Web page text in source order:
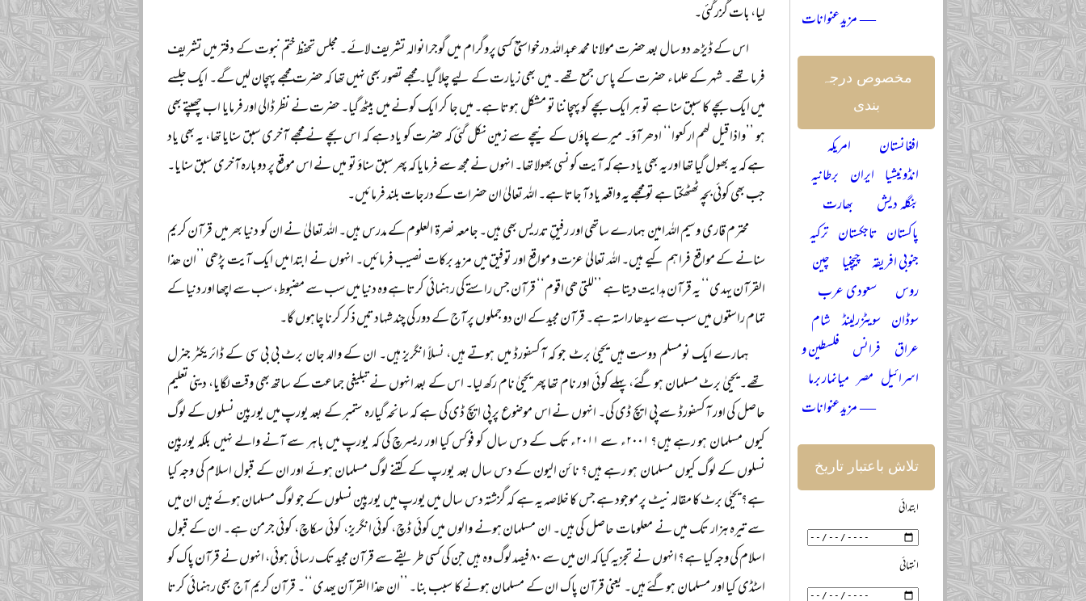
لیا، بات گزر گئی۔
اس کے ڈیڑھ دو سال بعد حضرت مولانا محمد عبداللہ درخواستیؒ کسی پروگرام میں گوجرانوالہ تشریف لائے۔ مجلس تحفظ ختم نبوت کے دفتر میں تشریف
فرما تھے۔ شہر کے علماء حضرت کے پاس جمع تھے۔ میں بھی زیارت کے لیے چلا گیا۔ مجھے تصور بھی نہیں تھا کہ حضرت مجھے پہچان لیں گے۔ ایک جلسے
میں ایک بچے کا سبق سنا ہے تو ہر ایک بچے کو پہچاننا تو مشکل ہوتا ہے۔ میں جا کر ایک کونے میں بیٹھ گیا۔ حضرت نے نظر ڈالی اور فرمایا اب چھپتے بھی
ہو ’’واذا قیل لھم ارکعوا‘‘ ادھر آؤ۔ میرے پاؤں کے نیچے سے زمین نکل گئی کہ حضرت کو یاد ہے کہ اس بچے نے مجھے آخری سبق سنایا تھا، یہ بھی یاد
ہے کہ یہ بھول گیا تھا اور یہ بھی یاد ہے کہ آیت کونسی بھولا تھا۔ انہوں نے مجھ سے فرمایا کہ پھر سبق سناؤ تو میں نے اس موقع پر دوبارہ آخری سبق سنایا۔
جب بھی کوئی بچہ ٹھٹھکتا ہے تو مجھے یہ واقعہ یاد آ جاتا ہے۔ اللہ تعالیٰ ان حضرات کے درجات بلند فرمائیں۔
محترم قاری وسیم اللہ امین ہمارے ساتھی اور رفیقِ تدریس بھی ہیں۔ جامعہ نصرۃ العلوم کے مدرس ہیں۔ اللہ تعالیٰ نے ان کو دنیا بھر میں قرآن کریم
سنانے کے مواقع فراہم کیے ہیں۔ اللہ تعالیٰ عزت و مواقع اور توفیق میں مزید برکات نصیب فرمائیں۔ انہوں نے ابتدا میں ایک آیت پڑھی ’’ان ھذا
القرآن یہدی‘‘ یہ قرآن ہدایت دیتا ہے ’’للتی ھی اقوم‘‘ قرآن جس راستے کی رہنمائی کرتا ہے وہ دنیا میں سب سے مضبوط، سب سے اچھا اور دنیا کے
تمام راستوں میں سب سے سیدھا راستہ ہے۔ قرآن مجید کے ان دو جملوں پر آج کے دور کی چند شہادتیں ذکر کرنا چاہوں گا۔
ہمارے ایک نومسلم دوست ہیں یحییٰ برٹ جو کہ آکسفورڈ میں ہوتے ہیں، نسلاً انگریز ہیں۔ ان کے والد جان برٹ بی بی سی کے ڈائریکٹر جنرل
تھے۔ یحییٰ برٹ مسلمان ہو گئے، پہلے کوئی اور نام تھا پھر یحییٰ نام رکھ لیا۔ اس کے بعد انہوں نے تبلیغی جماعت کے ساتھ بھی وقت لگایا، دینی تعلیم
حاصل کی اور آکسفورڈ سے پی ایچ ڈی کی۔ انہوں نے اس موضوع پر پی ایچ ڈی کی ہے کہ سانحہ گیارہ ستمبر کے بعد یورپ میں یورپین نسلوں کے لوگ
کیوں مسلمان ہو رہے ہیں؟ ۲۰۰۱ء سے ۲۰۱۱ء تک کے دس سال کو فوکس کیا اور ریسرچ کی کہ یورپ میں باہر سے آنے والے نہیں بلکہ یورپین
نسلوں کے لوگ کیوں مسلمان ہو رہے ہیں؟ نائن الیون کے دس سال بعد یورپ کے کتنے لوگ مسلمان ہوئے اور ان کے قبول اسلام کی وجہ کیا
ہے؟ یحیٰی برٹ کا مقالہ نیٹ پر موجود ہے جس کا خلاصہ یہ ہے کہ گزشتہ دس سال میں یورپ میں یورپین نسلوں کے جو لوگ مسلمان ہوئے ہیں ان میں
سے تیرہ ہزار تک میں نے معلومات حاصل کی ہیں۔ ان مسلمان ہونے والوں میں کوئی ڈچ، کوئی انگریز، کوئی سکاچ، کوئی جرمن ہے۔ ان کے قبول
اسلام کی وجہ کیا ہے؟ انہوں نے تجزیہ کیا کہ ان میں سے ۸۰ فیصد لوگ وہ ہیں جن کی کسی طریقے سے قرآن مجید تک رسائی ہوئی، انہوں نے قرآن پاک کو
اسٹڈی کیا اور مسلمان ہوگئے ہیں۔ یعنی قرآن پاک ان کے مسلمان ہونے کا سبب بنا۔ ’’ان ھذا القرآن یھدی‘‘۔ قرآن کریم آج بھی رہنمائی کرتا
— مزید عنوانات
مخصوص درجہ
بندی
افغانستان
امریکہ
انڈونیشیا ایران برطانیہ
بنگلہ دیش
بھارت
پاکستان تاجکستان ترکیہ
جنوبی افریقہ چیچنیا چین
روس
سعودی عرب
سوڈان سویٹزرلینڈ شام
عراق فرانس فلسطین و
اسرائیل مصر میانمار برما
— مزید عنوانات
تلاش باعتبار تاریخ
ابتدائی
انتہائی